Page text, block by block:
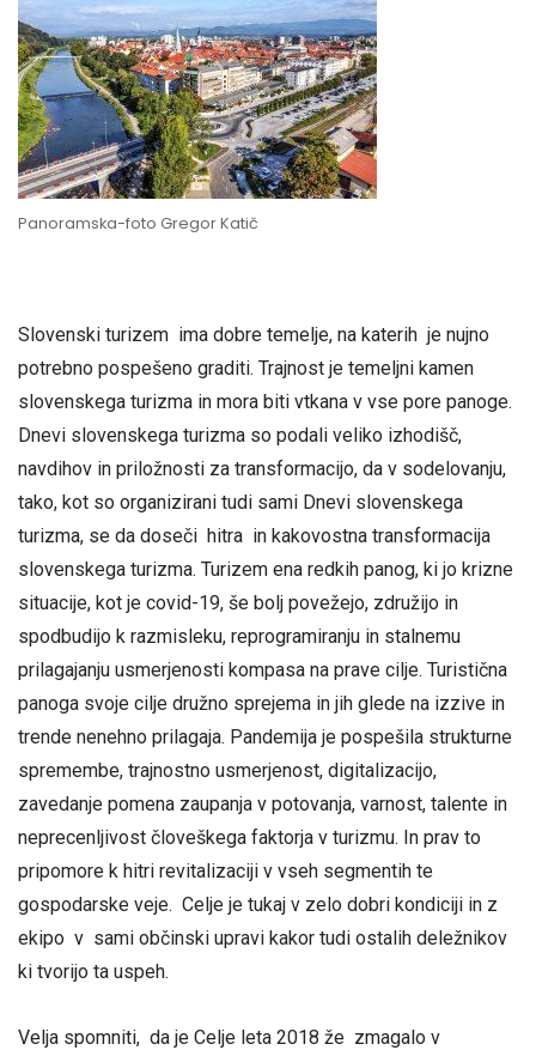
Panoramska-foto Gregor Katič
Slovenski turizem ima dobre temelje, na katerih je nujno
potrebno pospešeno graditi. Trajnost je temeljni kamen
slovenskega turizma in mora biti vtkana v vse pore panoge.
Dnevi slovenskega turizma so podali veliko izhodišč,
navdihov in priložnosti za transformacijo, da v sodelovanju,
tako, kot so organizirani tudi sami Dnevi slovenskega
turizma, se da doseči hitra in kakovostna transformacija
slovenskega turizma. Turizem ena redkih panog, ki jo krizne
situacije, kot je covid-19, še bolj povežejo, združijo in
spodbudijo k razmisleku, reprogramiranju in stalnemu
prilagajanju usmerjenosti kompasa na prave cilje. Turistična
panoga svoje cilje družno sprejema in jih glede na izzive in
trende nenehno prilagaja. Pandemija je pospešila strukturne
spremembe, trajnostno usmerjenost, digitalizacijo,
zavedanje pomena zaupanja v potovanja, varnost, talente in
neprecenljivost človeškega faktorja v turizmu. In prav to
pripomore k hitri revitalizaciji v vseh segmentih te
gospodarske veje. Celje je tukaj v zelo dobri kondiciji in z
ekipo v sami občinski upravi kakor tudi ostalih deležnikov
ki tvorijo ta uspeh.
Velja spomniti, da je Celje leta 2018 že zmagalo v